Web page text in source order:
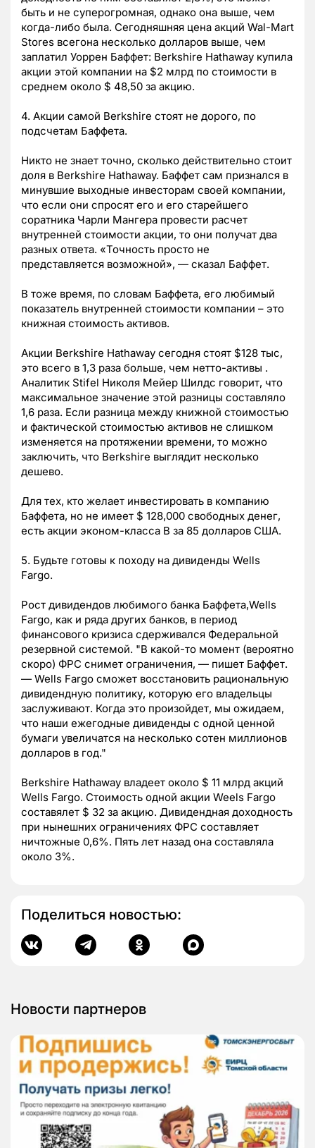
быть и не суперогромная, однако она выше, чем
когда-либо была. Сегодняшняя цена акций Wal-Mart
Stores всегона несколько долларов выше, чем
заплатил Уоррен Баффет: Berkshire Hathaway купила
акции этой компании на $2 млрд по стоимости в
среднем около $ 48,50 за акцию.
4. Акции самой Berkshire стоят не дорого, по
подсчетам Баффета.
Никто не знает точно, сколько действительно стоит
доля в Berkshire Hathaway. Баффет сам признался в
минувшие выходные инвесторам своей компании,
что если они спросят его и его старейшего
соратника Чарли Мангера провести расчет
внутренней стоимости акции, то они получат два
разных ответа. «Точность просто не
представляется возможной», — сказал Баффет.
В тоже время, по словам Баффета, его любимый
показатель внутренней стоимости компании – это
книжная стоимость активов.
Акции Berkshire Hathaway сегодня стоят $128 тыс,
это всего в 1,3 раза больше, чем нетто-активы .
Аналитик Stifel Николя Мейер Шилдс говорит, что
максимальное значение этой разницы составляло
1,6 раза. Если разница между книжной стоимостью
и фактической стоимостью активов не слишком
изменяется на протяжении времени, то можно
заключить, что Berkshire выглядит несколько
дешево.
Для тех, кто желает инвестировать в компанию
Баффета, но не имеет $ 128,000 свободных денег,
есть акции эконом-класса B за 85 долларов США.
5. Будьте готовы к походу на дивиденды Wells
Fargo.
Рост дивидендов любимого банка Баффета,Wells
Fargo, как и ряда других банков, в период
финансового кризиса сдерживался Федеральной
резервной системой. "В какой-то момент (вероятно
скоро) ФРС снимет ограничения, — пишет Баффет.
— Wells Fargo сможет восстановить рациональную
дивидендную политику, которую его владельцы
заслуживают. Когда это произойдет, мы ожидаем,
что наши ежегодные дивиденды с одной ценной
бумаги увеличатся на несколько сотен миллионов
долларов в год."
Berkshire Hathaway владеет около $ 11 млрд акций
Wells Fargo. Стоимость одной акции Weels Fargo
составялет $ 32 за акцию. Дивидендная доходность
при нынешних ограничениях ФРС составляет
ничтожные 0,6%. Пять лет назад она составляла
около 3%.
Поделиться новостью:
Новости партнеров